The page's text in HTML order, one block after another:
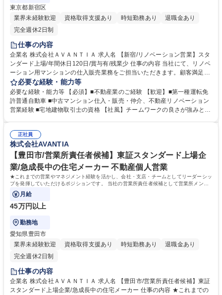
東京都新宿区
業界未経験歓迎
資格取得支援あり 時短勤務あり
退職金あり
完全週休2日制
仕事の内容
企業名 株式会社ＡＶＡＮＴＩＡ 求人名 【新宿/リノベーション営業】スタ
ンダード上場/年間休日120日/賞与有/残業少 仕事の内容 当社にて、リノベ
ーション用マンションの仕入販売業務をご担当いただきます。顧客満足を
重視しているため、お客様のご期待に合わせて幅広い案件をご紹介し、納
得のいく形のトータルコンサルティングが可能です。 【業務詳細】■不動
産の情報収集■現地調査■資料作成 ■契約条件（売買金額、契約内容、決済
日時）の交渉・決済 ■オープンハウス■販売中（予定）物件の管理 ※イン
必要な経験・能力等
必要な経験・能力等 【必須】■不動産業のご経験 【歓迎】■第一種運転免
許普通自動車 ■中古マンション仕入・販売・仲介、不動産リノベーション
営業経験 ■宅地建物取引士の資格 【社風】チームワークの良さが強みとな
いう意識が強いのが特徴となっております。ワンチームでお互い助け合い
ながら業務を遂行しています。 【募集背景】 関東エリアにおける事業拡
大の為 学歴・資格 学歴：大学院 大学 高専 短大 専修学校 高校 語学力：
資格：
正社員
株式会社AVANTIA
【豊田市/営業所責任者候補】東証スタンダード上場企
業/急成長中の住宅メーカー 不動産個人営業
★これまでの営業やマネジメント経験を活かし、会社・支店・チームとしてリーダーシッ
プを発揮していただけるポジションです。 当社の営業所責任者候補として営業所メンバ
ーのサポート・フォローをお任せします。
月給
45万円以上
勤務地
愛知県豊田市
業界未経験歓迎
資格取得支援あり 時短勤務あり
退職金あり
完全週休2日制
仕事の内容
企業名 株式会社ＡＶＡＮＴＩＡ 求人名 【豊田市/営業所責任者候補】東証
スタンダード上場企業/急成長中の住宅メーカー 仕事の内容 ★これまでの